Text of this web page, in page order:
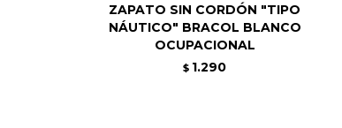
ZAPATO SIN CORDÓN "TIPO
NÁUTICO" BRACOL BLANCO
OCUPACIONAL
$ 1.290